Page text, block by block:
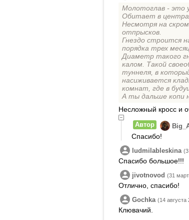
Молотоглав - это
Oбитает в
Несмотря на
отпрысков.
Гнездо строится
порядка трех
Диаметр такого
калом. Такой
туннеля, в
насиживается
комнат, где в
А ты дальше копи
Несложный кросс и
Автор
Спасибо!
ludmilableskina
Спасибо большое!!!
jivotnovod (31
Отлично, спасибо!
Gochka (14 августа
Клювачий.